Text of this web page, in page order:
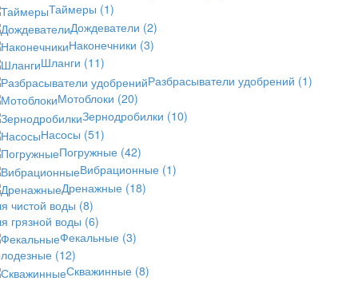
Таймеры (1)
Дождеватели (2)
Наконечники (3)
Шланги (11)
Разбрасыватели удобрений (1)
Мотоблоки (20)
Зернодробилки (10)
Насосы (51)
Погружные (42)
Вибрационные (1)
Дренажные (18)
чистой воды (8)
грязной воды (6)
Фекальные (3)
(12)
Скважинные (8)